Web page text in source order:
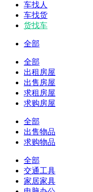
车找人
车找货
货找车
全部
全部
出租房屋
出售房屋
求租房屋
求购房屋
全部
出售物品
求购物品
全部
交通工具
家居家具